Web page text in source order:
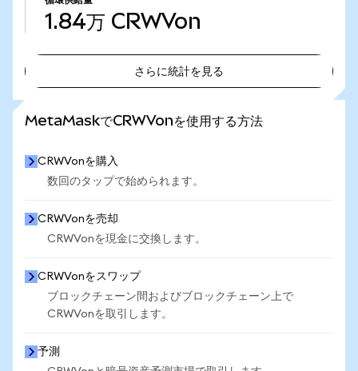
1.84万 CRWVon
さらに統計を見る
MetaMaskでCRWVonを使用する方法
CRWVonを購入
数回のタップで始められます。
CRWVonを売却
CRWVonを現金に交換します。
CRWVonをスワップ
ブロックチェーン間およびブロックチェーン上で
CRWVonを取引します。
予測